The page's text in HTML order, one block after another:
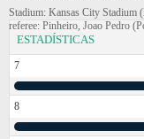
Stadium: Kansas City Stadium
referee: Pinheiro, Joao Pedro
ESTADÍSTICAS
7
8